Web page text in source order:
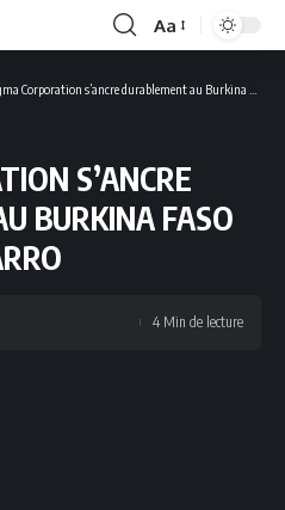
Font
Aa
Corporation s’ancre durablement au Burkina Faso avec Esther Barro
S’ANCRE
BURKINA FASO
4 Min de lecture